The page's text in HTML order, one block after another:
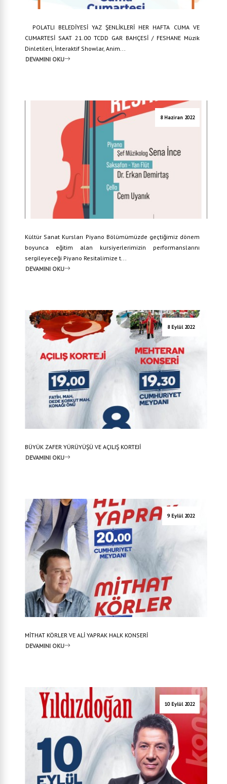
POLATLI BELEDİYESİ YAZ ŞENLİKLERİ HER HAFTA CUMA VE
CUMARTESİ SAAT 21.00 TCDD GAR BAHÇESİ / FESHANE Müzik
Dinletileri, İnteraktif Showlar, Anim...
DEVAMINI OKU
8 Haziran 2022
Kültür Sanat Kursları Piyano Bölümümüzde geçtiğimiz dönem
boyunca eğitim alan kursiyerlerimizin performanslarını
sergileyeceği Piyano Resitalimize t...
DEVAMINI OKU
8 Eylül 2022
BÜYÜK ZAFER YÜRÜYÜŞÜ VE AÇILIŞ KORTEJİ
DEVAMINI OKU
9 Eylül 2022
MİTHAT KÖRLER VE ALİ YAPRAK HALK KONSERİ
DEVAMINI OKU
10 Eylül 2022